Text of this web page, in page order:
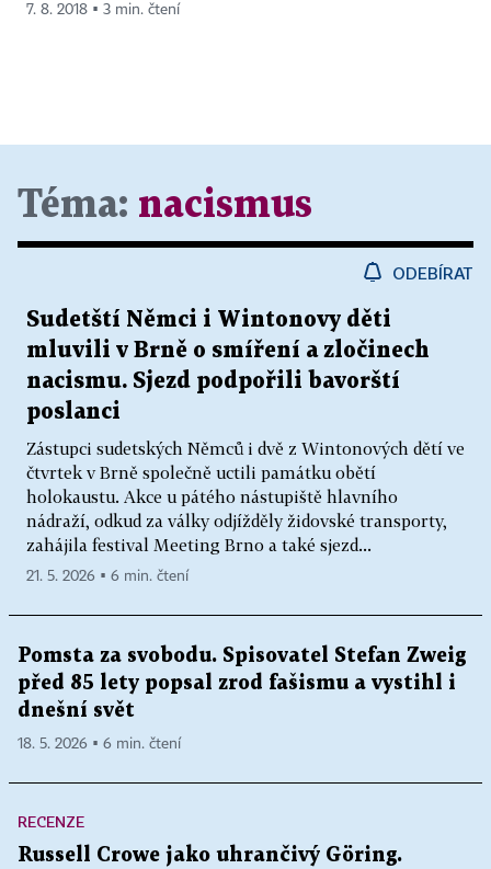
7. 8. 2018 ▪ 3 min. čtení
Téma: nacismus
ODEBÍRAT
Sudetští Němci i Wintonovy děti
mluvili v Brně o smíření a zločinech
nacismu. Sjezd podpořili bavorští
poslanci
Zástupci sudetských Němců i dvě z Wintonových dětí ve
čtvrtek v Brně společně uctili památku obětí
holokaustu. Akce u pátého nástupiště hlavního
nádraží, odkud za války odjížděly židovské transporty,
zahájila festival Meeting Brno a také sjezd...
21. 5. 2026 ▪ 6 min. čtení
Pomsta za svobodu. Spisovatel Stefan Zweig
před 85 lety popsal zrod fašismu a vystihl i
dnešní svět
18. 5. 2026 ▪ 6 min. čtení
RECENZE
Russell Crowe jako uhrančivý Göring.